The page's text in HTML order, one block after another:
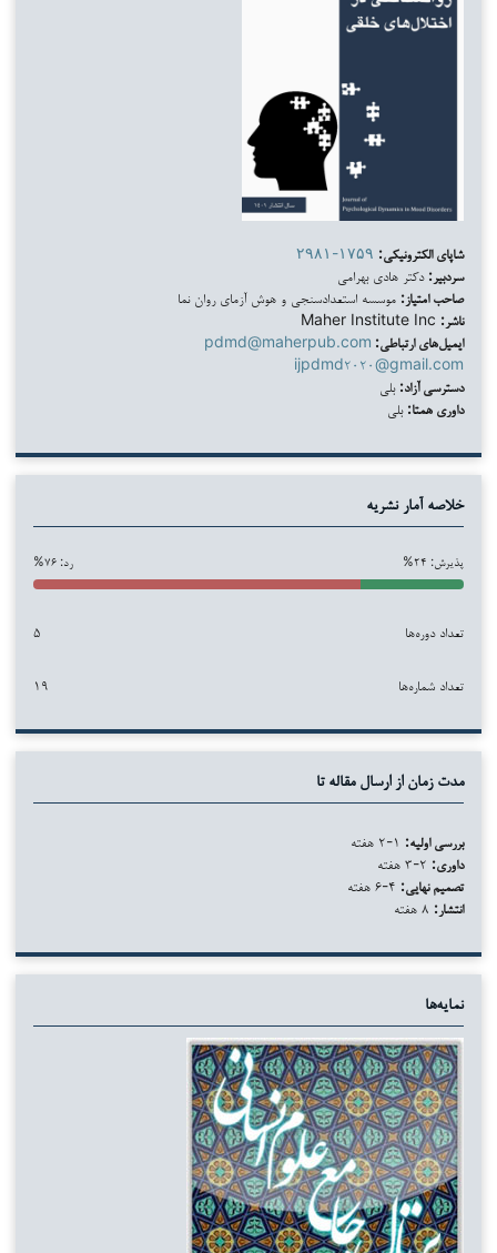
شاپای الکترونیکی: ۲۹۸۱-۱۷۵۹
سردبیر: دکتر هادی بهرامی
صاحب امتیاز: موسسه استعدادسنجی و هوش آزمای روان نما
ناشر:
ایمیل‌های ارتباطی: pdmd@maherpub.com
ijpdmd۲۰۲۰@gmail.com
دسترسی آزاد: بلی
داوری همتا: بلی
خلاصه آمار نشریه
پذیرش: ۲۴% رد: ۷۶%
تعداد دوره‌ها ۵
تعداد شماره‌ها ۱۹
مدت زمان از ارسال مقاله تا
بررسی اولیه:
داوری:
تصمیم نهایی:
انتشار:
نمایه‌ها